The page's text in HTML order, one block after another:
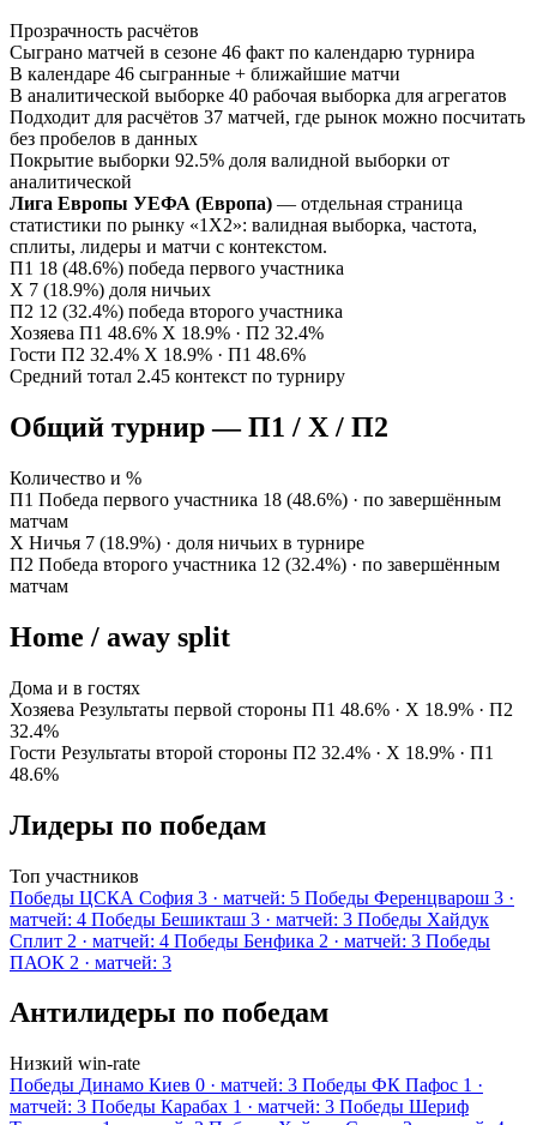
Прозрачность расчётов
Сыграно матчей в сезоне 46 факт по календарю турнира
В календаре 46 сыгранные + ближайшие матчи
В аналитической выборке 40 рабочая выборка для агрегатов
Подходит для расчётов 37 матчей, где рынок можно посчитать
без пробелов в данных
Покрытие выборки 92.5% доля валидной выборки от
аналитической
Лига Европы УЕФА (Европа) — отдельная страница
статистики по рынку «1X2»: валидная выборка, частота,
сплиты, лидеры и матчи с контекстом.
П1 18 (48.6%) победа первого участника
Х 7 (18.9%) доля ничьих
П2 12 (32.4%) победа второго участника
Хозяева П1 48.6% Х 18.9% · П2 32.4%
Гости П2 32.4% Х 18.9% · П1 48.6%
Средний тотал 2.45 контекст по турниру
Общий турнир — П1 / Х / П2
Количество и %
П1 Победа первого участника 18 (48.6%) · по завершённым
матчам
Х Ничья 7 (18.9%) · доля ничьих в турнире
П2 Победа второго участника 12 (32.4%) · по завершённым
матчам
Home / away split
Дома и в гостях
Хозяева Результаты первой стороны П1 48.6% · Х 18.9% · П2
32.4%
Гости Результаты второй стороны П2 32.4% · Х 18.9% · П1
48.6%
Лидеры по победам
Топ участников
Победы ЦСКА София 3 · матчей: 5 Победы Ференцварош 3 ·
матчей: 4 Победы Бешикташ 3 · матчей: 3 Победы Хайдук
Сплит 2 · матчей: 4 Победы Бенфика 2 · матчей: 3 Победы
ПАОК 2 · матчей: 3
Антилидеры по победам
Низкий win-rate
Победы Динамо Киев 0 · матчей: 3 Победы ФК Пафос 1 ·
матчей: 3 Победы Карабах 1 · матчей: 3 Победы Шериф